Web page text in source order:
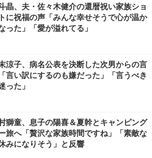
晶、夫・佐々木健介の還暦祝い家族ショ
に祝福の声「みんな幸せそうで心が温か
った」「愛が溢れてる」
涼子、病名公表を決断した次男からの言
言い訳にするのも嫌だった」「言うべき
った」
獅童、息子の陽喜＆夏幹とキャンピング
旅へ「贅沢な家族時間ですね」「素敵な
みになりそう」と反響